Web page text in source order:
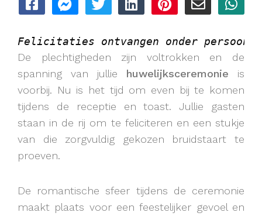
Delen
via
Facebook
Delen
via
Facebook
Messenger
Delen
via
Twitter
Delen
via
LinkedIn
Delen
via
Pinterest
Delen
via
Email
via
Felicitaties ontvangen onder
De plechtigheden zijn voltrokken en de
spanning van jullie huwelijksceremonie is
voorbij. Nu is het tijd om even bij te komen
tijdens de receptie en toast. Jullie gasten
staan in de rij om te feliciteren en een stukje
van die zorgvuldig gekozen bruidstaart te
proeven.
De romantische sfeer tijdens de ceremonie
maakt plaats voor een feestelijker gevoel en